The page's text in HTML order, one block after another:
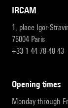
IRCAM
1, place Igor-
75004 Paris
+33 1 44 78 48 43
opening times
Monday through